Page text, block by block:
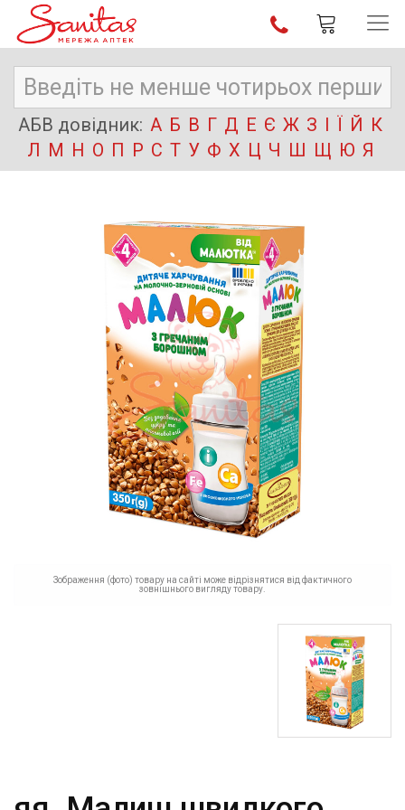
АБВ довідник: А Б В Г Д Е Є Ж З І Ї Й К
Л М Н О П Р С Т У Ф Х Ц Ч Ш Щ Ю Я
Зображення (фото) товару на сайті може відрізнятися від фактичного
зовнішнього вигляду товару.